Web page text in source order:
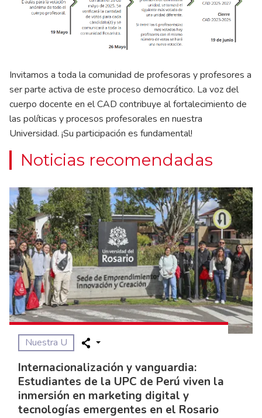
Invitamos a toda la comunidad de profesoras y profesores a
ser parte activa de este proceso democrático. La voz del
cuerpo docente en el CAD contribuye al fortalecimiento de
las políticas y procesos profesorales en nuestra
Universidad. ¡Su participación es fundamental!
Noticias recomendadas
Nuestra U
Internacionalización y vanguardia:
Estudiantes de la UPC de Perú viven la
inmersión en marketing digital y
tecnologías emergentes en el Rosario